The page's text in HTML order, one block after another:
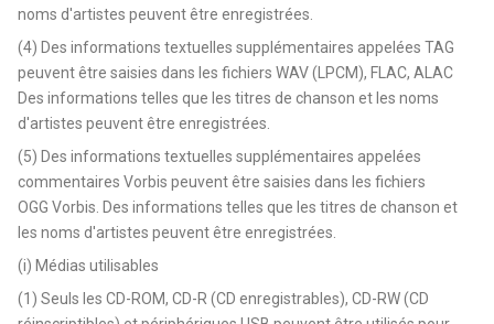
noms d'artistes peuvent être enregistrées.
(4) Des informations textuelles supplémentaires appelées TAG
peuvent être saisies dans les fichiers WAV (LPCM), FLAC, ALAC
Des informations telles que les titres de chanson et les noms
d'artistes peuvent être enregistrées.
(5) Des informations textuelles supplémentaires appelées
commentaires Vorbis peuvent être saisies dans les fichiers
OGG Vorbis. Des informations telles que les titres de chanson et
les noms d'artistes peuvent être enregistrées.
(i) Médias utilisables
(1) Seuls les CD-ROM, CD-R (CD enregistrables), CD-RW (CD